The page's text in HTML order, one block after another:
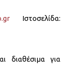
Ιστοσελίδα:
διαθέσιμα για